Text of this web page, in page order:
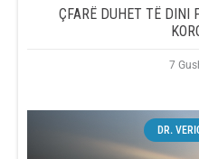
ÇFARË DUHET TË DINI
7
DR.